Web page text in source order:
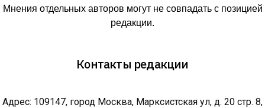
Мнения отдельных авторов могут не совпадать с позицией
редакции.
Контакты редакции
Адрес: 109147, город Москва, Марксистская ул, д. 20 стр. 8,